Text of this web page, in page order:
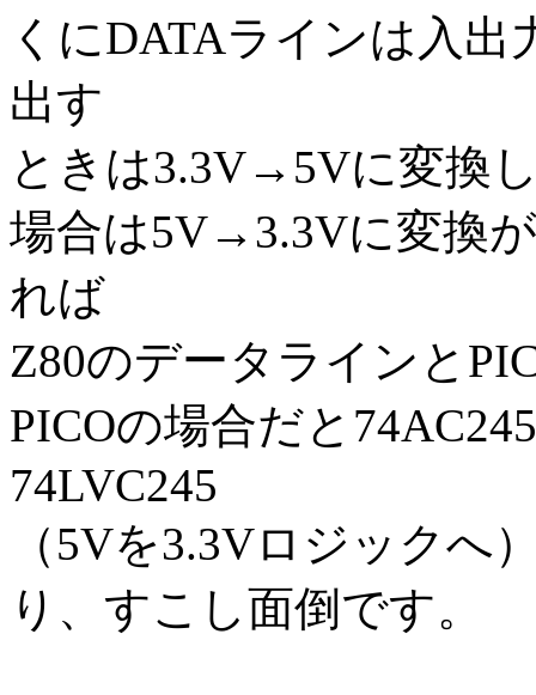
くにDATAラインは入
出す
ときは3.3V→5Vに変換
場合は5V→3.3Vに変換
れば
Z80のデータラインと
PICOの場合だと
74LVC245
（5Vを3.3Vロジックへ
り、すこし面倒です。